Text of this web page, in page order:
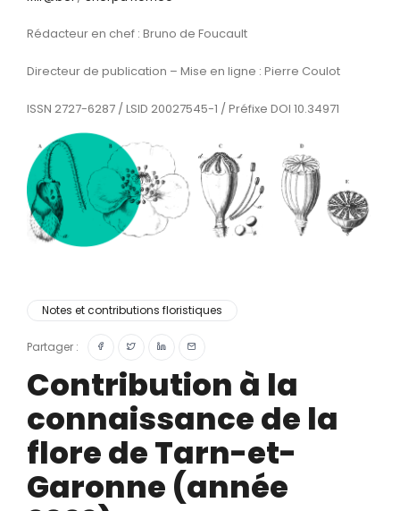
Rédacteur en chef : Bruno de Foucault
Directeur de publication – Mise en ligne : Pierre Coulot
ISSN 2727-6287 / LSID 20027545-1 / Préfixe DOI 10.34971
Notes et contributions floristiques
Partager :
Contribution à la
connaissance de la
flore de Tarn-et-
Garonne (année